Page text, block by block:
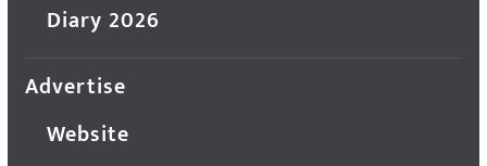
Diary 2026
Advertise
Website